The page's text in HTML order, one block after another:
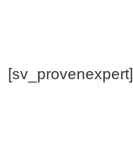
[sv_provenexpert]